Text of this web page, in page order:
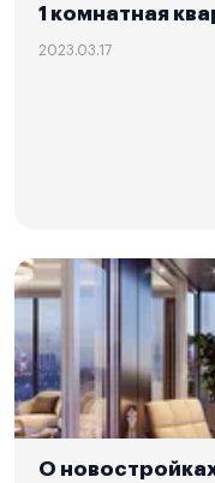
1 комнатная
2023.03.17
О